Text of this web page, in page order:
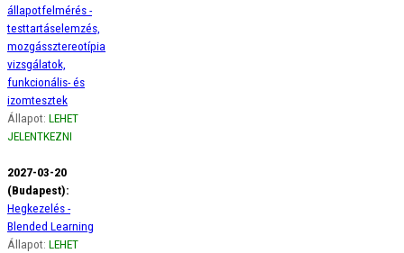
állapotfelmérés -
testtartáselemzés,
mozgássztereotípia
vizsgálatok,
funkcionális- és
izomtesztek
Állapot: LEHET
JELENTKEZNI
2027-03-20
(Budapest):
Hegkezelés -
Blended Learning
Állapot: LEHET